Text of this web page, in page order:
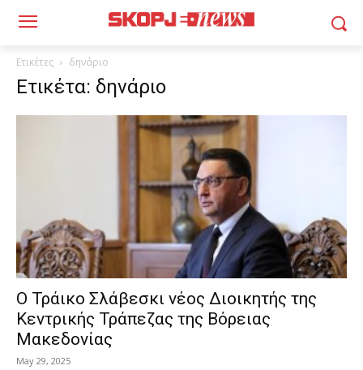
Ετικέτες δηνάριο
Ετικέτα: δηνάριο
Ο Τράικο Σλάβεσκι νέος Διοικητής της
Κεντρικής Τράπεζας της Βόρειας
Μακεδονίας
May 29, 2025